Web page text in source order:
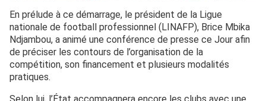
En prélude à ce démarrage, le président de la Ligue
nationale de football professionnel (LINAFP), Brice Mbika
Ndjambou, a animé une conférence de presse ce Jour afin
de préciser les contours de l’organisation de la
compétition, son financement et plusieurs modalités
pratiques.